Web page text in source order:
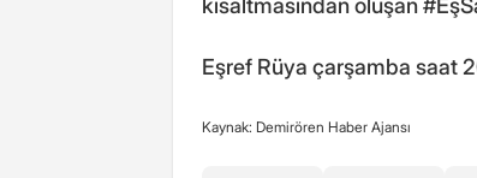
kısaltmasından oluşan
Eşref Rüya çarşamba saat
Kaynak: Demirören Haber Ajansı